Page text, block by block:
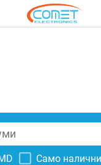
Само налични